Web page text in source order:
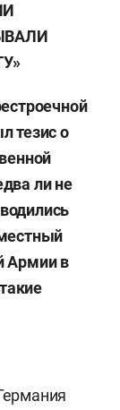
тезис о
ли не
Армии в